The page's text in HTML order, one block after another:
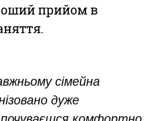
прийом в
сімейна
дуже